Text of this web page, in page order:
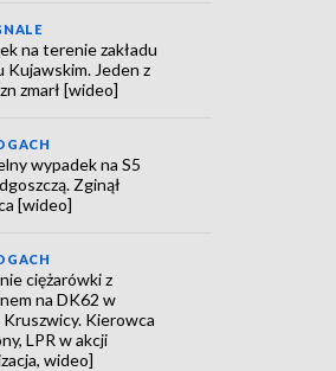
na terenie zakładu
Kujawskim. Jeden z
zmarł [wideo]
wypadek na S5
Zginął
[wideo]
ciężarówki z
na DK62 w
Kruszwicy. Kierowca
LPR w akcji
wideo]